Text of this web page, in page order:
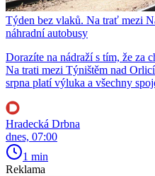
Týden bez vlaků. Na trať mezi
náhradní autobusy
Dorazíte na nádraží s tím, že za
Na trati mezi Týništěm nad
srpna platí výluka a všechny
Hradecká Drbna
dnes, 07:00
1 min
Reklama